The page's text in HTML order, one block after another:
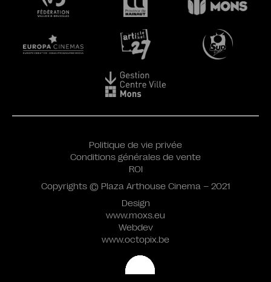
Design
www.moxs.eu
Webdev
www.octopix.be
Politique de vie privée
Conditions générales de vente
ROI
Copyrights © Plaza Arthouse Cinema – 2021